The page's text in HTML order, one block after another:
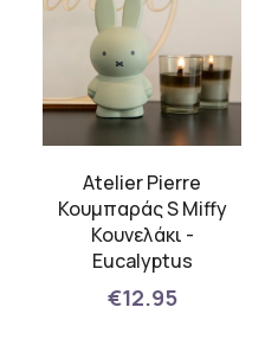
Atelier Pierre
Κουμπαράς S Miffy
Κουνελάκι -
Eucalyptus
€12.95